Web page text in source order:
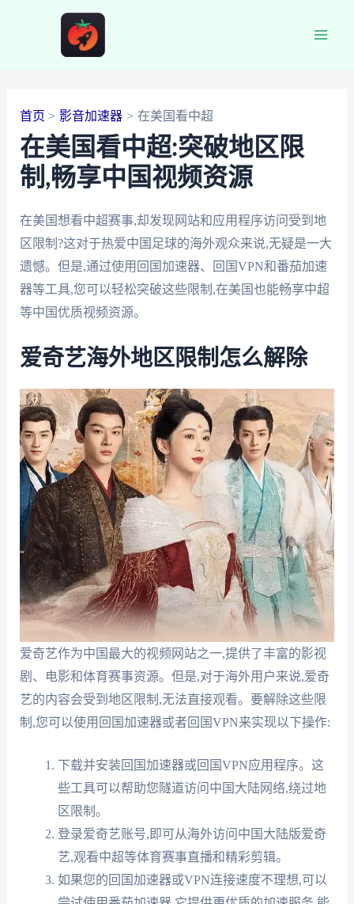
首页 影音加速器 在美国看中超
在美国看中超:突破地区限
制,畅享中国视频资源
在美国想看中超赛事,却发现网站和应用程序访问受到地
区限制?这对于热爱中国足球的海外观众来说,无疑是一大
遗憾。但是,通过使用回国加速器、回国VPN和番茄加速
器等工具,您可以轻松突破这些限制,在美国也能畅享中超
等中国优质视频资源。
爱奇艺海外地区限制怎么解除
爱奇艺作为中国最大的视频网站之一,提供了丰富的影视
剧、电影和体育赛事资源。但是,对于海外用户来说,爱奇
艺的内容会受到地区限制,无法直接观看。要解除这些限
制,您可以使用回国加速器或者回国VPN来实现以下操作:
下载并安装回国加速器或回国VPN应用程序。这
些工具可以帮助您隧道访问中国大陆网络,绕过地
区限制。
登录爱奇艺账号,即可从海外访问中国大陆版爱奇
艺,观看中超等体育赛事直播和精彩剪辑。
如果您的回国加速器或VPN连接速度不理想,可以